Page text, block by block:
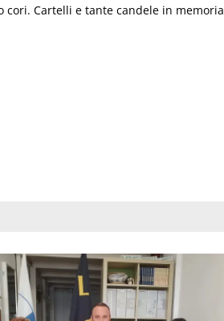
Cartelli e tante candele in memoria